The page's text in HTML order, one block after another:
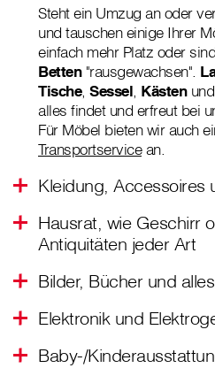
Steht ein Umzug an oder
und tauschen einige Ihrer
einfach mehr Platz oder
Betten "rausgewachsen".
Tische, Sessel, Kästen
alles findet und erfreut bei
Für Möbel bieten wir auch
Transportservicean.
Kleidung, Accessoires
Hausrat, wie Geschirr
Antiquitäten jeder Art
Bilder, Bücher und
Elektronik und
Baby-/